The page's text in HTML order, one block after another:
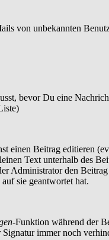
von unbekannten
bevor Du eine
einen Beitrag editieren
Text unterhalb des
Administrator den
sie geantwortet hat.
-Funktion während der
immer noch